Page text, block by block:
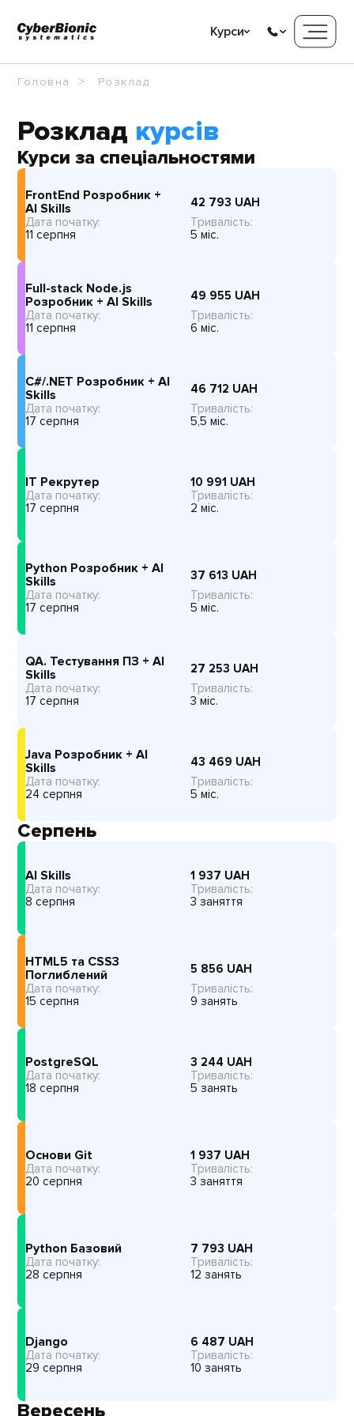
Курси
Головна Розклад
Розклад курсів
Курси за спеціальностями
FrontEnd Розробник +
AI Skills
42 793 UAH
Дата початку:
11 серпня
Тривалість:
5 міс.
Full-stack Node.js
Розробник + AI Skills
49 955 UAH
Дата початку:
11 серпня
Тривалість:
6 міс.
C#/.NET Розробник + AI
Skills
46 712 UAH
Дата початку:
17 серпня
Тривалість:
5,5 міс.
IT Рекрутер 10 991 UAH
Дата початку:
17 серпня
Тривалість:
2 міс.
Python Розробник + AI
Skills
37 613 UAH
Дата початку:
17 серпня
Тривалість:
5 міс.
QA. Тестування ПЗ + AI
Skills
27 253 UAH
Дата початку:
17 серпня
Тривалість:
3 міс.
Java Розробник + AI
Skills
43 469 UAH
Дата початку:
24 серпня
Тривалість:
5 міс.
Серпень
AI Skills 1 937 UAH
Дата початку:
8 серпня
Тривалість:
3 заняття
HTML5 та CSS3
Поглиблений
5 856 UAH
Дата початку:
15 серпня
Тривалість:
9 занять
PostgreSQL 3 244 UAH
Дата початку:
18 серпня
Тривалість:
5 занять
Основи Git 1 937 UAH
Дата початку:
20 серпня
Тривалість:
3 заняття
Python Базовий 7 793 UAH
Дата початку:
28 серпня
Тривалість:
12 занять
Django 6 487 UAH
Дата початку:
29 серпня
Тривалість:
10 занять
Вересень